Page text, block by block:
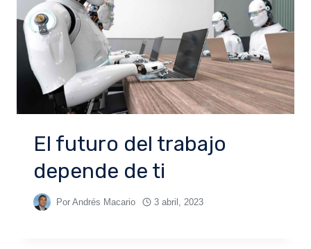
El futuro del trabajo
depende de ti
Por Andrés Macario 3 abril, 2023